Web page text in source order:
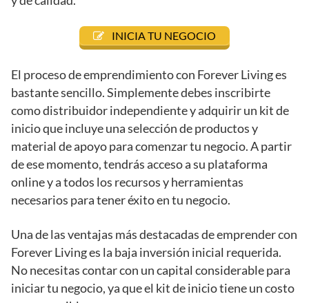
INICIA TU NEGOCIO
El proceso de emprendimiento con Forever Living es
bastante sencillo. Simplemente debes inscribirte
como distribuidor independiente y adquirir un kit de
inicio que incluye una selección de productos y
material de apoyo para comenzar tu negocio. A partir
de ese momento, tendrás acceso a su plataforma
online y a todos los recursos y herramientas
necesarios para tener éxito en tu negocio.
Una de las ventajas más destacadas de emprender con
Forever Living es la baja inversión inicial requerida.
No necesitas contar con un capital considerable para
iniciar tu negocio, ya que el kit de inicio tiene un costo